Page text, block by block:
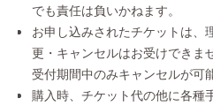
でも責任は負いかねます。
お申し込みされたチケットは、
更・キャンセルはお受けできま
受付期間中のみキャンセルが可
購入時、チケット代の他に各種